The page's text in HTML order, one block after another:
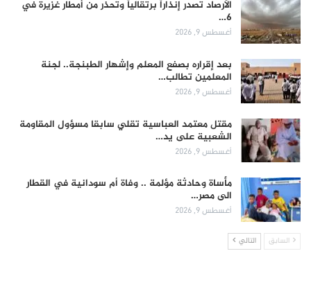
الأرصاد تصدر إنذاراً برتقالياً وتحذر من أمطار غزيرة في
6…
أغسطس 9, 2026
بعد إقراره بصفع المعلم وإشهار الطبنجة.. لجنة
المعلمين تطالب…
أغسطس 9, 2026
مقتل معتمد العباسية تقلي سابقا مسؤول المقاومة
الشعبية على يد…
أغسطس 9, 2026
مأساة وحادثة مؤلمة .. وفاة أم سودانية في القطار
الى مصر…
أغسطس 9, 2026
السابق التالي